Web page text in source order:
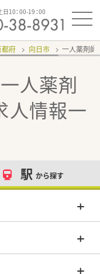
日10：00-19：00
都府 向日市 一人薬剤師
人薬剤
人情報一
駅 から探す